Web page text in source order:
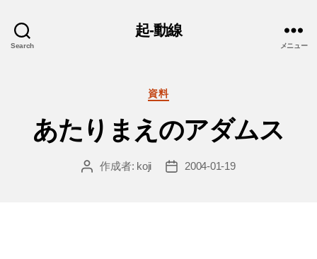
Search
起-動線
メニュー
カ
ゴ
リ
資料
あたりまえのアダムス
投
作成者: koji
投
2004-01-19